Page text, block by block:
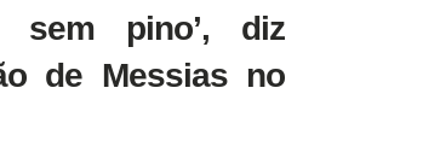
sem pino’, diz
de Messias no